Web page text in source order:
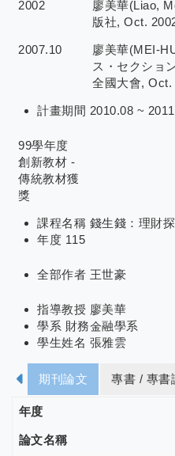
2002
廖美華(Liao,
版社, Oct.
2007.10
廖美華(MEI-
ス・セクショ
全國大會, Oct.
計畫期間 2010.08 ~
99學年度
創新教材 -
傳統教材獲
獎
課程名稱 錢生錢：理財
年度 115
全部作者 王世豪
指導教授 廖美華
學系 財務金融學系
學生姓名 張雅雲
期刊論文 專書 / 專書
年度
論文名稱